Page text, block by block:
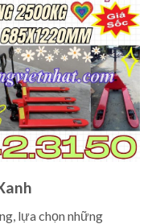
lựa chọn những